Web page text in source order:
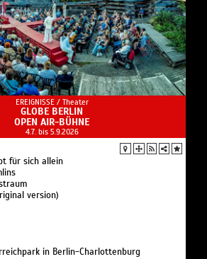
EREIGNISSE / Theater
GLOBE BERLIN
OPEN AIR-BÜHNE
4.7. bis 5.9.2026
für sich allein
version)
in Berlin-Charlottenburg